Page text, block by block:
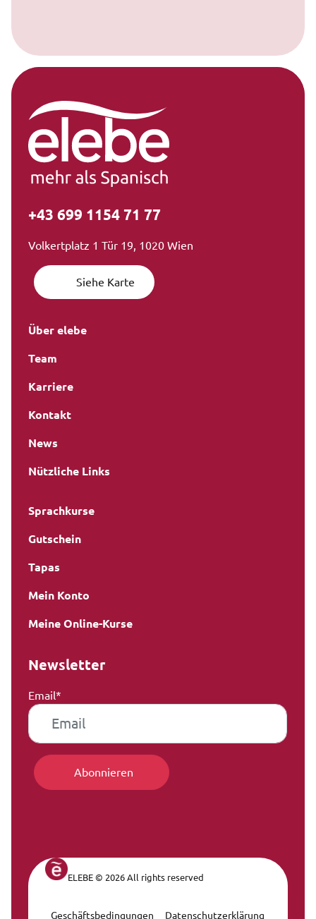
+43 699 1154 71 77
Volkertplatz 1 Tür 19, 1020 Wien
Siehe Karte
Über elebe
Team
Karriere
Kontakt
News
Nützliche Links
Sprachkurse
Gutschein
Tapas
Mein Konto
Meine Online-Kurse
Newsletter
Email*
ELEBE © 2026 All rights reserved
Geschäftsbedingungen Datenschutzerklärung